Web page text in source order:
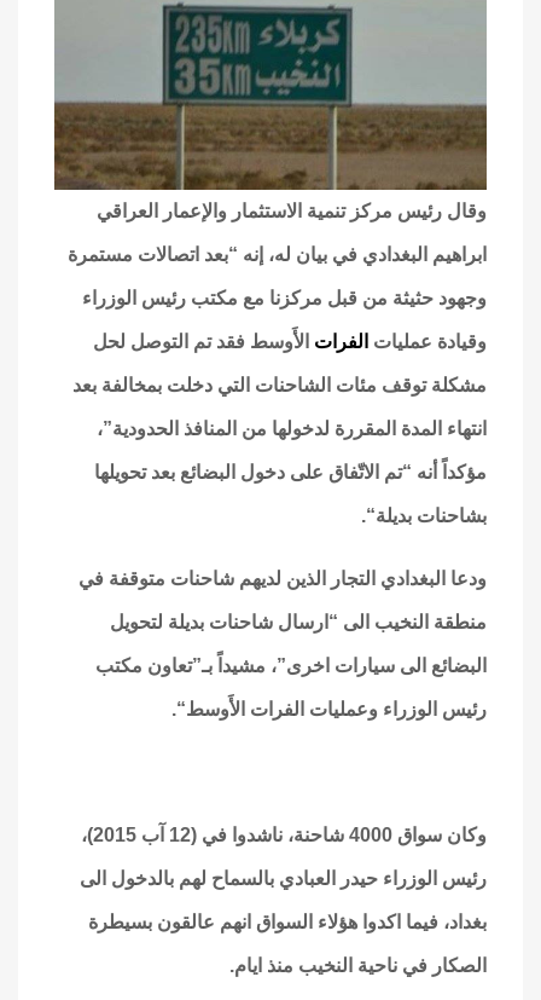
وقال رئيس مركز تنمية الاستثمار والإعمار العراقي
ابراهيم البغدادي في بيان له، إنه “بعد اتصالات مستمرة
وجهود حثيثة من قبل مركزنا مع مكتب رئيس الوزراء
وقيادة عمليات الفرات الأَوسط فقد تم التوصل لحل
مشكلة توقف مئات الشاحنات التي دخلت بمخالفة بعد
انتهاء المدة المقررة لدخولها من المنافذ الحدودية”،
مؤكداً أنه “تم الاتّفاق على دخول البضائع بعد تحويلها
بشاحنات بديلة“.
ودعا البغدادي التجار الذين لديهم شاحنات متوقفة في
منطقة النخيب الى “ارسال شاحنات بديلة لتحويل
البضائع الى سيارات اخرى”، مشيداً بـ”تعاون مكتب
رئيس الوزراء وعمليات الفرات الأَوسط“.
وكان سواق 4000 شاحنة، ناشدوا في (12 آب 2015)،
رئيس الوزراء حيدر العبادي بالسماح لهم بالدخول الى
بغداد، فيما اكدوا هؤلاء السواق انهم عالقون بسيطرة
الصكار في ناحية النخيب منذ ايام.